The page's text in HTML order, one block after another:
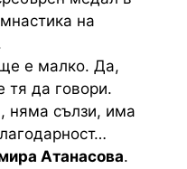
на
е малко. Да,
тя да говори.
няма сълзи, има
Атанасова.